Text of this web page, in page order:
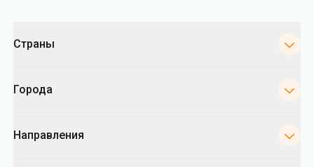
Страны
Города
Направления